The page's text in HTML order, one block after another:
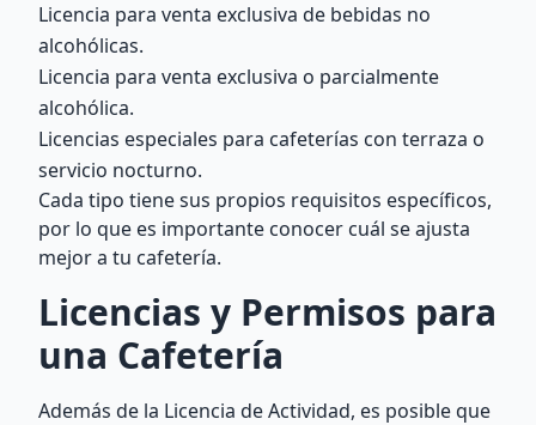
Licencia para venta exclusiva de bebidas no
alcohólicas.
Licencia para venta exclusiva o parcialmente
alcohólica.
Licencias especiales para cafeterías con terraza o
servicio nocturno.
Cada tipo tiene sus propios requisitos específicos,
por lo que es importante conocer cuál se ajusta
mejor a tu cafetería.
Licencias y Permisos para
una Cafetería
Además de la Licencia de Actividad, es posible que